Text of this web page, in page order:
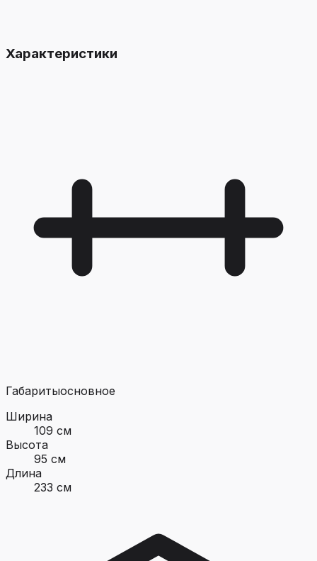
Характеристики
Габаритыосновное
Ширина
109 см
Высота
95 см
Длина
233 см